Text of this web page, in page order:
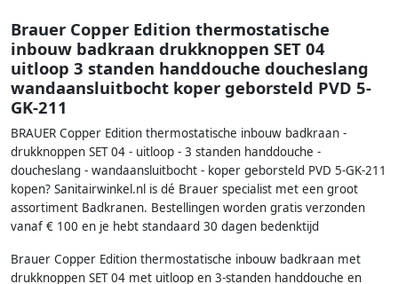
Brauer Copper Edition thermostatische
inbouw badkraan drukknoppen SET 04
uitloop 3 standen handdouche doucheslang
wandaansluitbocht koper geborsteld PVD 5-
GK-211
BRAUER Copper Edition thermostatische inbouw badkraan -
drukknoppen SET 04 - uitloop - 3 standen handdouche -
doucheslang - wandaansluitbocht - koper geborsteld PVD 5-GK-211
kopen? Sanitairwinkel.nl is dé Brauer specialist met een groot
assortiment Badkranen. Bestellingen worden gratis verzonden
vanaf € 100 en je hebt standaard 30 dagen bedenktijd
Brauer Copper Edition thermostatische inbouw badkraan met
drukknoppen SET 04 met uitloop en 3-standen handdouche en